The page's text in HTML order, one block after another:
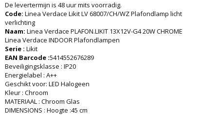
De levertermijn is 48 uur mits voorradig.
Code: Linea Verdace Likit LV 68007/CH/WZ Plafondlamp licht
verlichting
Naam: Linea Verdace PLAFON.LIKIT 13X12V-G4 20W CHROME
Linea Verdace INDOOR Plafondlampen
Serie : Likit
EAN Barcode :5414552676289
Beveiligingsklasse : IP20
Energielabel : A++
Geschikt voor: LED Halogeen
Kleur : Chroom
MATERIAAL : Chroom Glas
DIMENSIONS : Hoogte :45 cm